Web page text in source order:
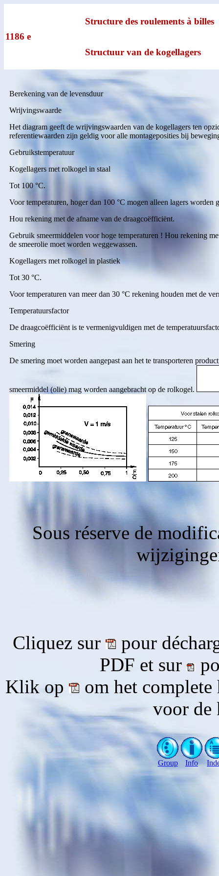
1186 e
Structure des roulements à billes
Structuur van de kogellagers
Berekening van de levensduur
Wrijvingswaarde
Het diagram geeft de wrijvingswaarden van de kogellagers ten
referentiewaarden zijn geldig voor alle montageposities bij
Gebruikstemperatuur
Kogellagers met rolkogel in staal
Tot 100 °C.
Voor temperaturen, hoger dan 100 °C mogen alleen lagers
Hou rekening met de afname van de draagcoëfficiënt.
Gebruik smeermiddelen voor hoge temperaturen ! Hou rekening
de smeerolie moet worden weggewassen.
Kogellagers met rolkogel in plastiek
Tot 30 °C.
Voor temperaturen van meer dan 30 °C rekening houden met de
Temperatuursfactor
De draagcoëfficiënt is te vermenigvuldigen met de
Smering
De smering moet worden aangepast aan het te transporteren
smeermiddel (olie) mag worden aangebracht op de rolkogel.
Sous réserve de
Cliquez sur
pour
PDF et sur
Klik op
om het
voor de
Group Info